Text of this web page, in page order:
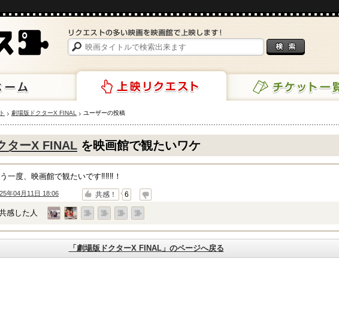
上映リクエスト チケット一覧
劇場版ドクターX FINAL ユーザーの投稿
ターX FINAL を映画館で観たいワケ
一度、映画館で観たいです‼︎‼︎‼︎！
年04月11日 18:06
↑ 共感！ 6
↓
感した人
「劇場版ドクターX FINAL」のページへ戻る